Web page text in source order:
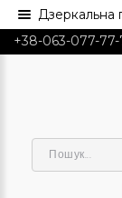
+38-063-077-77-